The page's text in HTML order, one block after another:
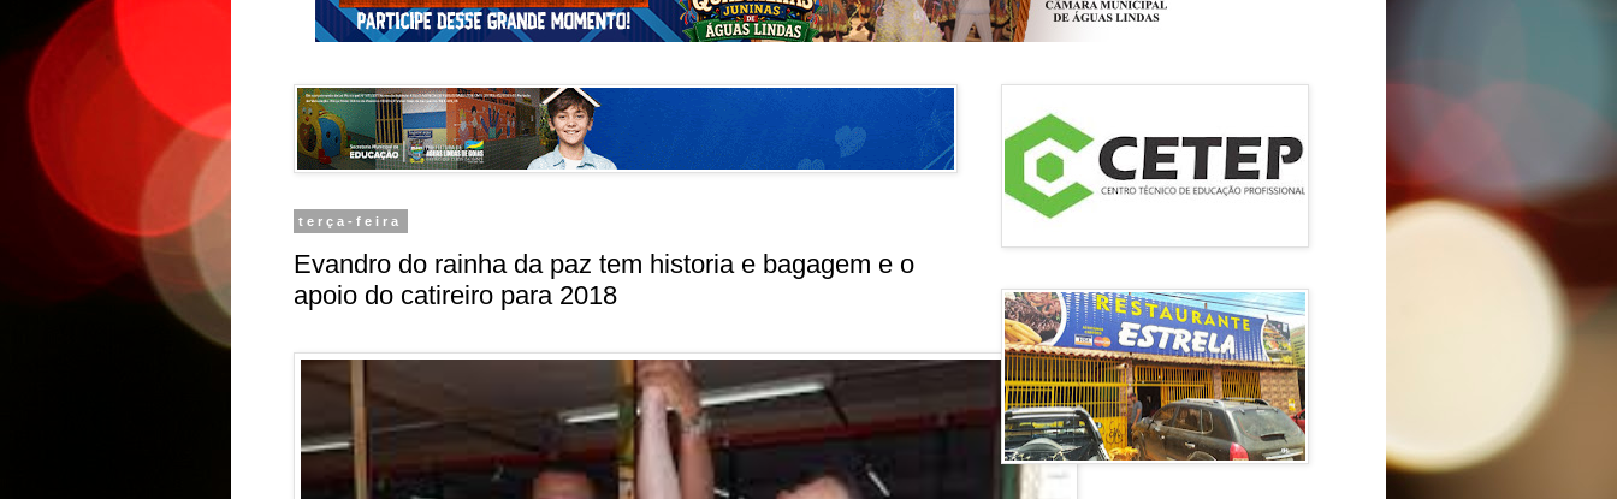
terça-feira
Evandro do rainha da paz tem historia e bagagem e o
apoio do catireiro para 2018